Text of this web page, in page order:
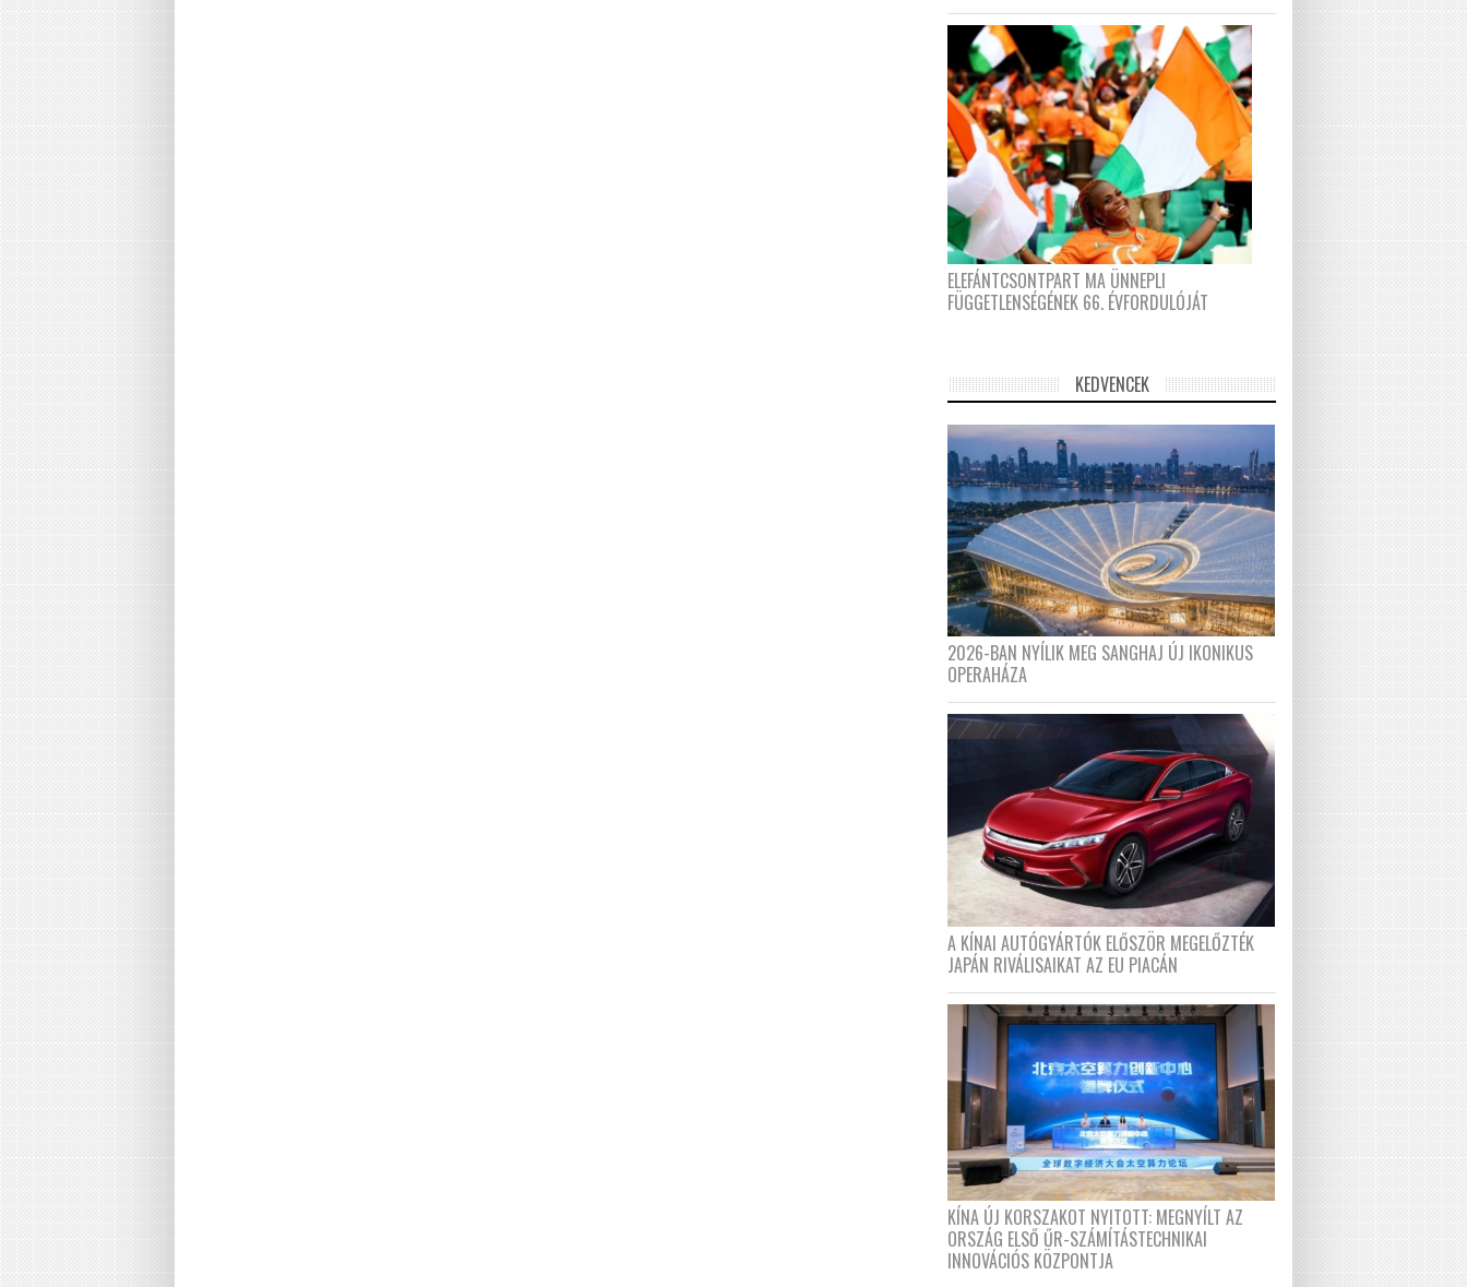
ELEFÁNTCSONTPART MA ÜNNEPLI
FÜGGETLENSÉGÉNEK 66. ÉVFORDULÓJÁT
KEDVENCEK
2026-BAN NYÍLIK MEG SANGHAJ ÚJ IKONIKUS
OPERAHÁZA
A KÍNAI AUTÓGYÁRTÓK ELŐSZÖR MEGELŐZTÉK
JAPÁN RIVÁLISAIKAT AZ EU PIACÁN
KÍNA ÚJ KORSZAKOT NYITOTT: MEGNYÍLT AZ
ORSZÁG ELSŐ ŰR-SZÁMÍTÁSTECHNIKAI
INNOVÁCIÓS KÖZPONTJA